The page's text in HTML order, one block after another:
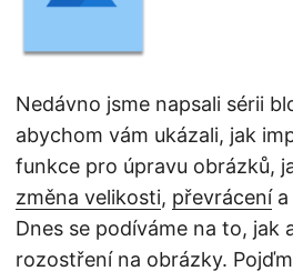
Nedávno jsme napsali sérii
abychom vám ukázali, jak
funkce pro úpravu obrázků,
změna velikosti, převrácenía
Dnes se podíváme na to, jak
rozostření na obrázky.